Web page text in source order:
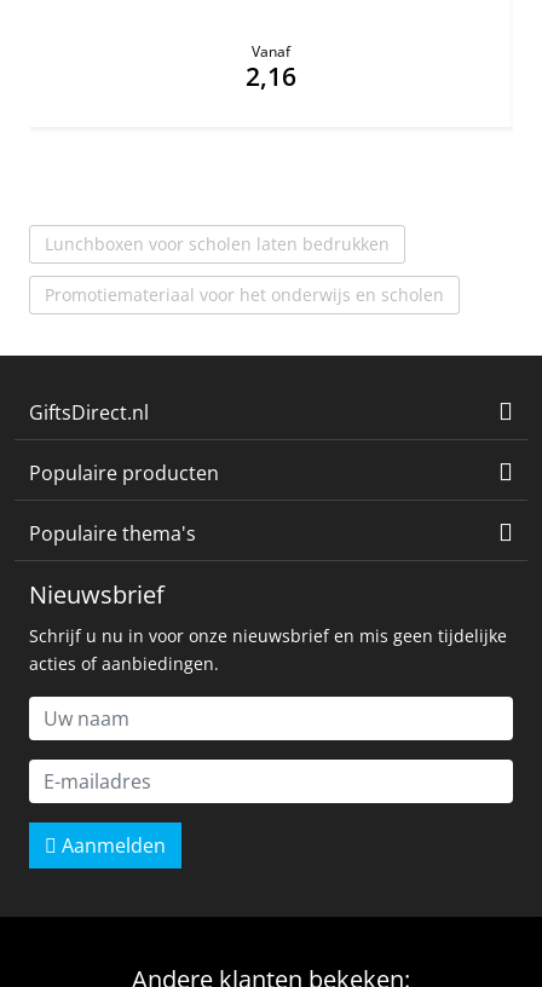
Vanaf
2,16
Lunchboxen voor scholen laten bedrukken
Promotiemateriaal voor het onderwijs en scholen
GiftsDirect.nl
Populaire producten
Populaire thema's
Nieuwsbrief
Schrijf u nu in voor onze nieuwsbrief en mis geen tijdelijke
acties of aanbiedingen.
Aanmelden
Andere klanten bekeken: